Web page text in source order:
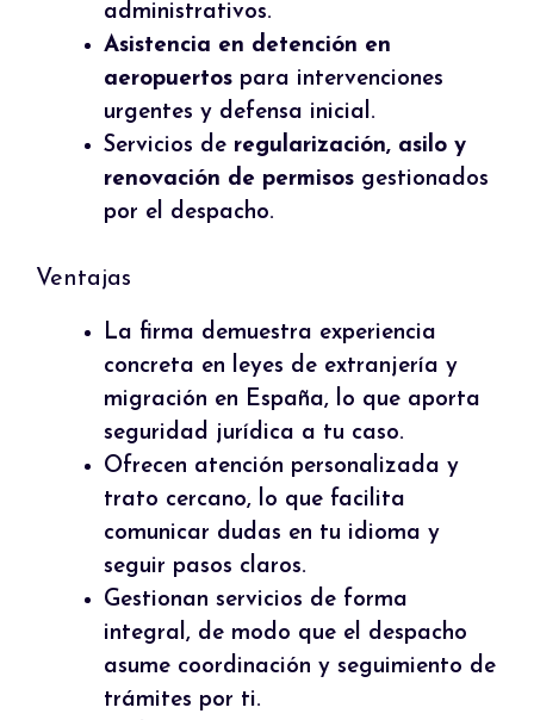
administrativos.
Asistencia en detención en
aeropuertos para intervenciones
urgentes y defensa inicial.
Servicios de regularización, asilo y
renovación de permisos gestionados
por el despacho.
Ventajas
La firma demuestra experiencia
concreta en leyes de extranjería y
migración en España, lo que aporta
seguridad jurídica a tu caso.
Ofrecen atención personalizada y
trato cercano, lo que facilita
comunicar dudas en tu idioma y
seguir pasos claros.
Gestionan servicios de forma
integral, de modo que el despacho
asume coordinación y seguimiento de
trámites por ti.